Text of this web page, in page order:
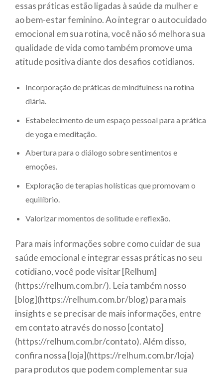
essas práticas estão ligadas à saúde da mulher e
ao bem-estar feminino. Ao integrar o autocuidado
emocional em sua rotina, você não só melhora sua
qualidade de vida como também promove uma
atitude positiva diante dos desafios cotidianos.
Incorporação de práticas de mindfulness na rotina
diária.
Estabelecimento de um espaço pessoal para a prática
de yoga e meditação.
Abertura para o diálogo sobre sentimentos e
emoções.
Exploração de terapias holísticas que promovam o
equilíbrio.
Valorizar momentos de solitude e reflexão.
Para mais informações sobre como cuidar de sua
saúde emocional e integrar essas práticas no seu
cotidiano, você pode visitar [Relhum]
(https://relhum.com.br/). Leia também nosso
[blog](https://relhum.com.br/blog) para mais
insights e se precisar de mais informações, entre
em contato através do nosso [contato]
(https://relhum.com.br/contato). Além disso,
confira nossa [loja](https://relhum.com.br/loja)
para produtos que podem complementar sua